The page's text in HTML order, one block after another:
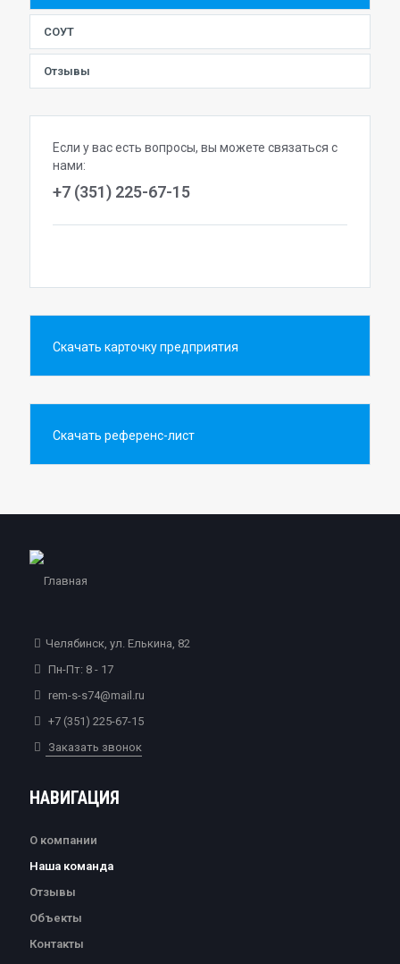
СОУТ
Отзывы
Если у вас есть вопросы, вы можете связаться с
нами:
+7 (351) 225-67-15
Скачать карточку предприятия
Скачать референс-лист
Челябинск, ул. Елькина, 82
Пн-Пт: 8 - 17
rem-s-s74@mail.ru
+7 (351) 225-67-15
Заказать звонок
НАВИГАЦИЯ
О компании
Наша команда
Отзывы
Объекты
Контакты